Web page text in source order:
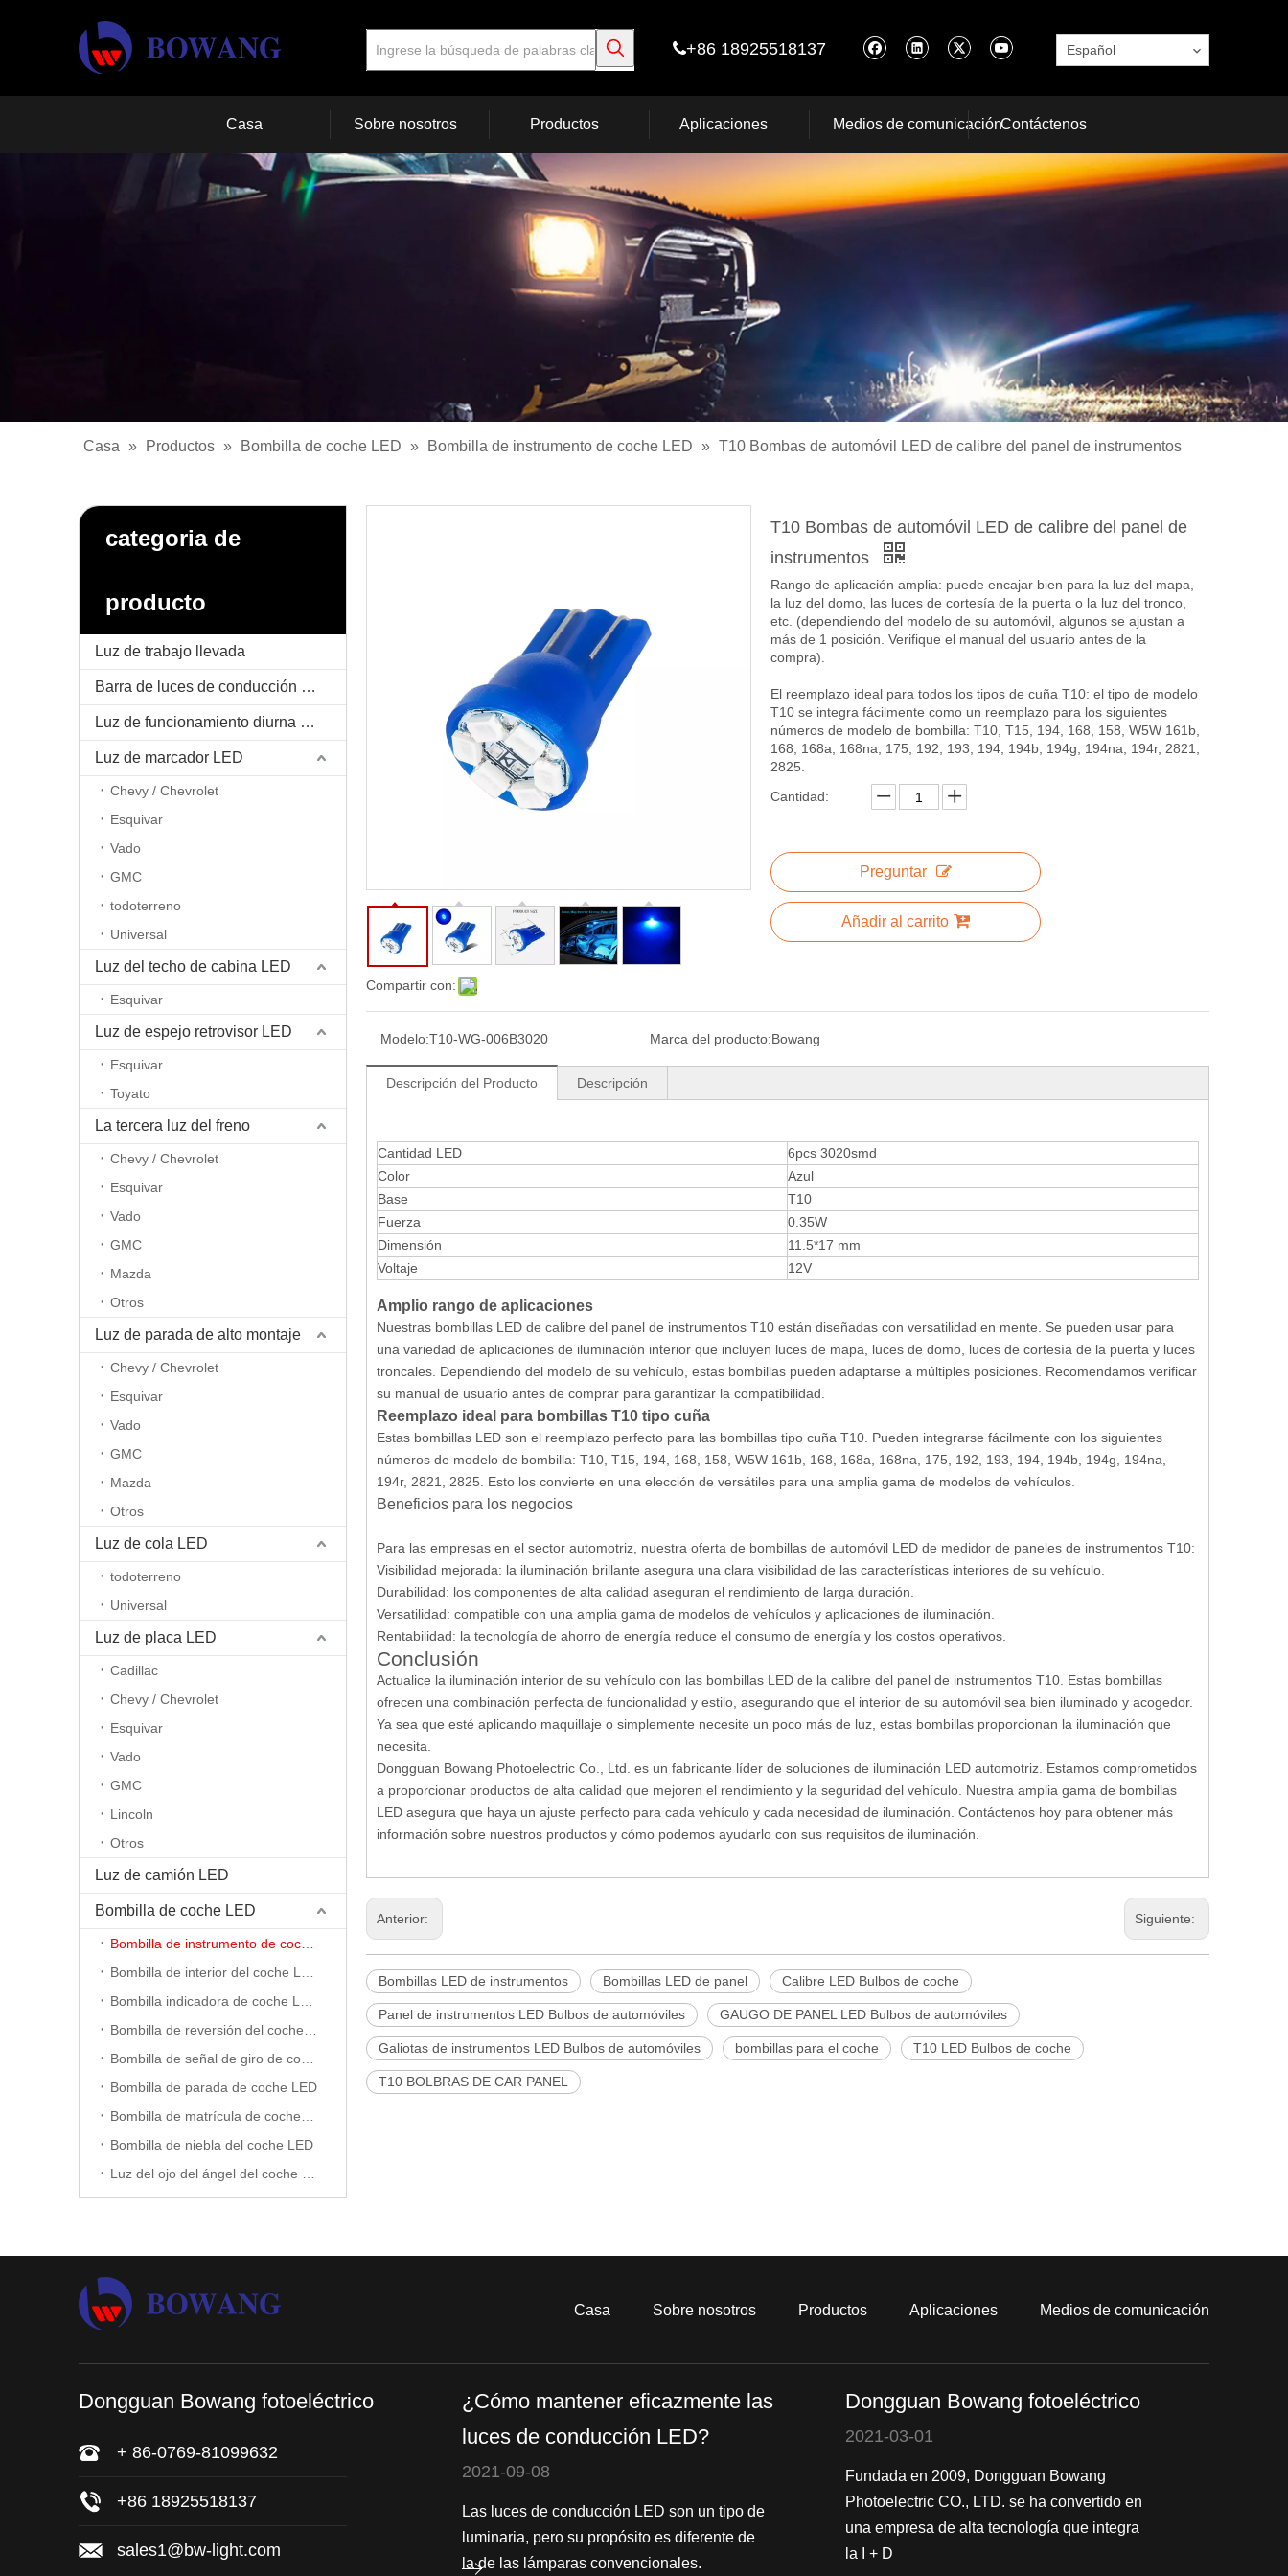
+86 18925518137 Español
Casa Sobre nosotros Productos Aplicaciones Medios de comunicaciónContáctenos
Casa » Productos » Bombilla de coche LED » Bombilla de instrumento de coche LED » T10 Bombas de automóvil LED de calibre del panel de instrumentos
categoria de
producto
Luz de trabajo llevada
Barra de luces de conducción LED
Luz de funcionamiento diurna LED / DRL
Luz de marcador LED
Chevy / Chevrolet
Esquivar
Vado
GMC
todoterreno
Universal
Luz del techo de cabina LED
Esquivar
Luz de espejo retrovisor LED
Esquivar
Toyato
La tercera luz del freno
Chevy / Chevrolet
Esquivar
Vado
GMC
Mazda
Otros
Luz de parada de alto montaje
Chevy / Chevrolet
Esquivar
Vado
GMC
Mazda
Otros
Luz de cola LED
todoterreno
Universal
Luz de placa LED
Cadillac
Chevy / Chevrolet
Esquivar
Vado
GMC
Lincoln
Otros
Luz de camión LED
Bombilla de coche LED
Bombilla de parada de coche LED
Bombilla de niebla del coche LED
Compartir con:
T10 Bombas de automóvil LED de calibre del panel de
instrumentos
Rango de aplicación amplia: puede encajar bien para la luz del mapa,
la luz del domo, las luces de cortesía de la puerta o la luz del tronco,
etc. (dependiendo del modelo de su automóvil, algunos se ajustan a
más de 1 posición. Verifique el manual del usuario antes de la
compra).
El reemplazo ideal para todos los tipos de cuña T10: el tipo de modelo
T10 se integra fácilmente como un reemplazo para los siguientes
números de modelo de bombilla: T10, T15, 194, 168, 158, W5W 161b,
168, 168a, 168na, 175, 192, 193, 194, 194b, 194g, 194na, 194r, 2821,
2825.
Cantidad:
Preguntar
Añadir al carrito
Modelo:T10-WG-006B3020 Marca del producto:Bowang
Descripción del Producto Descripción
Cantidad LED
6pcs 3020smd
Color
Azul
Base
T10
Fuerza
0.35W
Dimensión
11.5*17 mm
Voltaje
12V
Amplio rango de aplicaciones
Nuestras bombillas LED de calibre del panel de instrumentos T10 están diseñadas con versatilidad en mente. Se pueden usar para
una variedad de aplicaciones de iluminación interior que incluyen luces de mapa, luces de domo, luces de cortesía de la puerta y luces
troncales. Dependiendo del modelo de su vehículo, estas bombillas pueden adaptarse a múltiples posiciones. Recomendamos verificar
su manual de usuario antes de comprar para garantizar la compatibilidad.
Reemplazo ideal para bombillas T10 tipo cuña
Estas bombillas LED son el reemplazo perfecto para las bombillas tipo cuña T10. Pueden integrarse fácilmente con los siguientes
números de modelo de bombilla: T10, T15, 194, 168, 158, W5W 161b, 168, 168a, 168na, 175, 192, 193, 194, 194b, 194g, 194na,
194r, 2821, 2825. Esto los convierte en una elección de versátiles para una amplia gama de modelos de vehículos.
Beneficios para los negocios
Para las empresas en el sector automotriz, nuestra oferta de bombillas de automóvil LED de medidor de paneles de instrumentos T10:
Visibilidad mejorada: la iluminación brillante asegura una clara visibilidad de las características interiores de su vehículo.
Durabilidad: los componentes de alta calidad aseguran el rendimiento de larga duración.
Versatilidad: compatible con una amplia gama de modelos de vehículos y aplicaciones de iluminación.
Rentabilidad: la tecnología de ahorro de energía reduce el consumo de energía y los costos operativos.
Conclusión
Actualice la iluminación interior de su vehículo con las bombillas LED de la calibre del panel de instrumentos T10. Estas bombillas
ofrecen una combinación perfecta de funcionalidad y estilo, asegurando que el interior de su automóvil sea bien iluminado y acogedor.
Ya sea que esté aplicando maquillaje o simplemente necesite un poco más de luz, estas bombillas proporcionan la iluminación que
necesita.
Dongguan Bowang Photoelectric Co., Ltd. es un fabricante líder de soluciones de iluminación LED automotriz. Estamos comprometidos
a proporcionar productos de alta calidad que mejoren el rendimiento y la seguridad del vehículo. Nuestra amplia gama de bombillas
LED asegura que haya un ajuste perfecto para cada vehículo y cada necesidad de iluminación. Contáctenos hoy para obtener más
información sobre nuestros productos y cómo podemos ayudarlo con sus requisitos de iluminación.
Anterior: Siguiente:
Bombillas LED de instrumentos Bombillas LED de panel Calibre LED Bulbos de coche
Panel de instrumentos LED Bulbos de automóviles GAUGO DE PANEL LED Bulbos de automóviles
Galiotas de instrumentos LED Bulbos de automóviles bombillas para el coche T10 LED Bulbos de coche
T10 BOLBRAS DE CAR PANEL
Casa Sobre nosotros Productos Aplicaciones Medios de comunicación
Dongguan Bowang fotoeléctrico
+ 86-0769-81099632
+86 18925518137
sales1@bw-light.com
¿Cómo mantener eficazmente las
luces de conducción LED?
2021-09-08
Las luces de conducción LED son un tipo de
luminaria, pero su propósito es diferente de
la de las lámparas convencionales.
Dongguan Bowang fotoeléctrico
2021-03-01
Fundada en 2009, Dongguan Bowang
Photoelectric CO., LTD. se ha convertido en
una empresa de alta tecnología que integra
la I + D